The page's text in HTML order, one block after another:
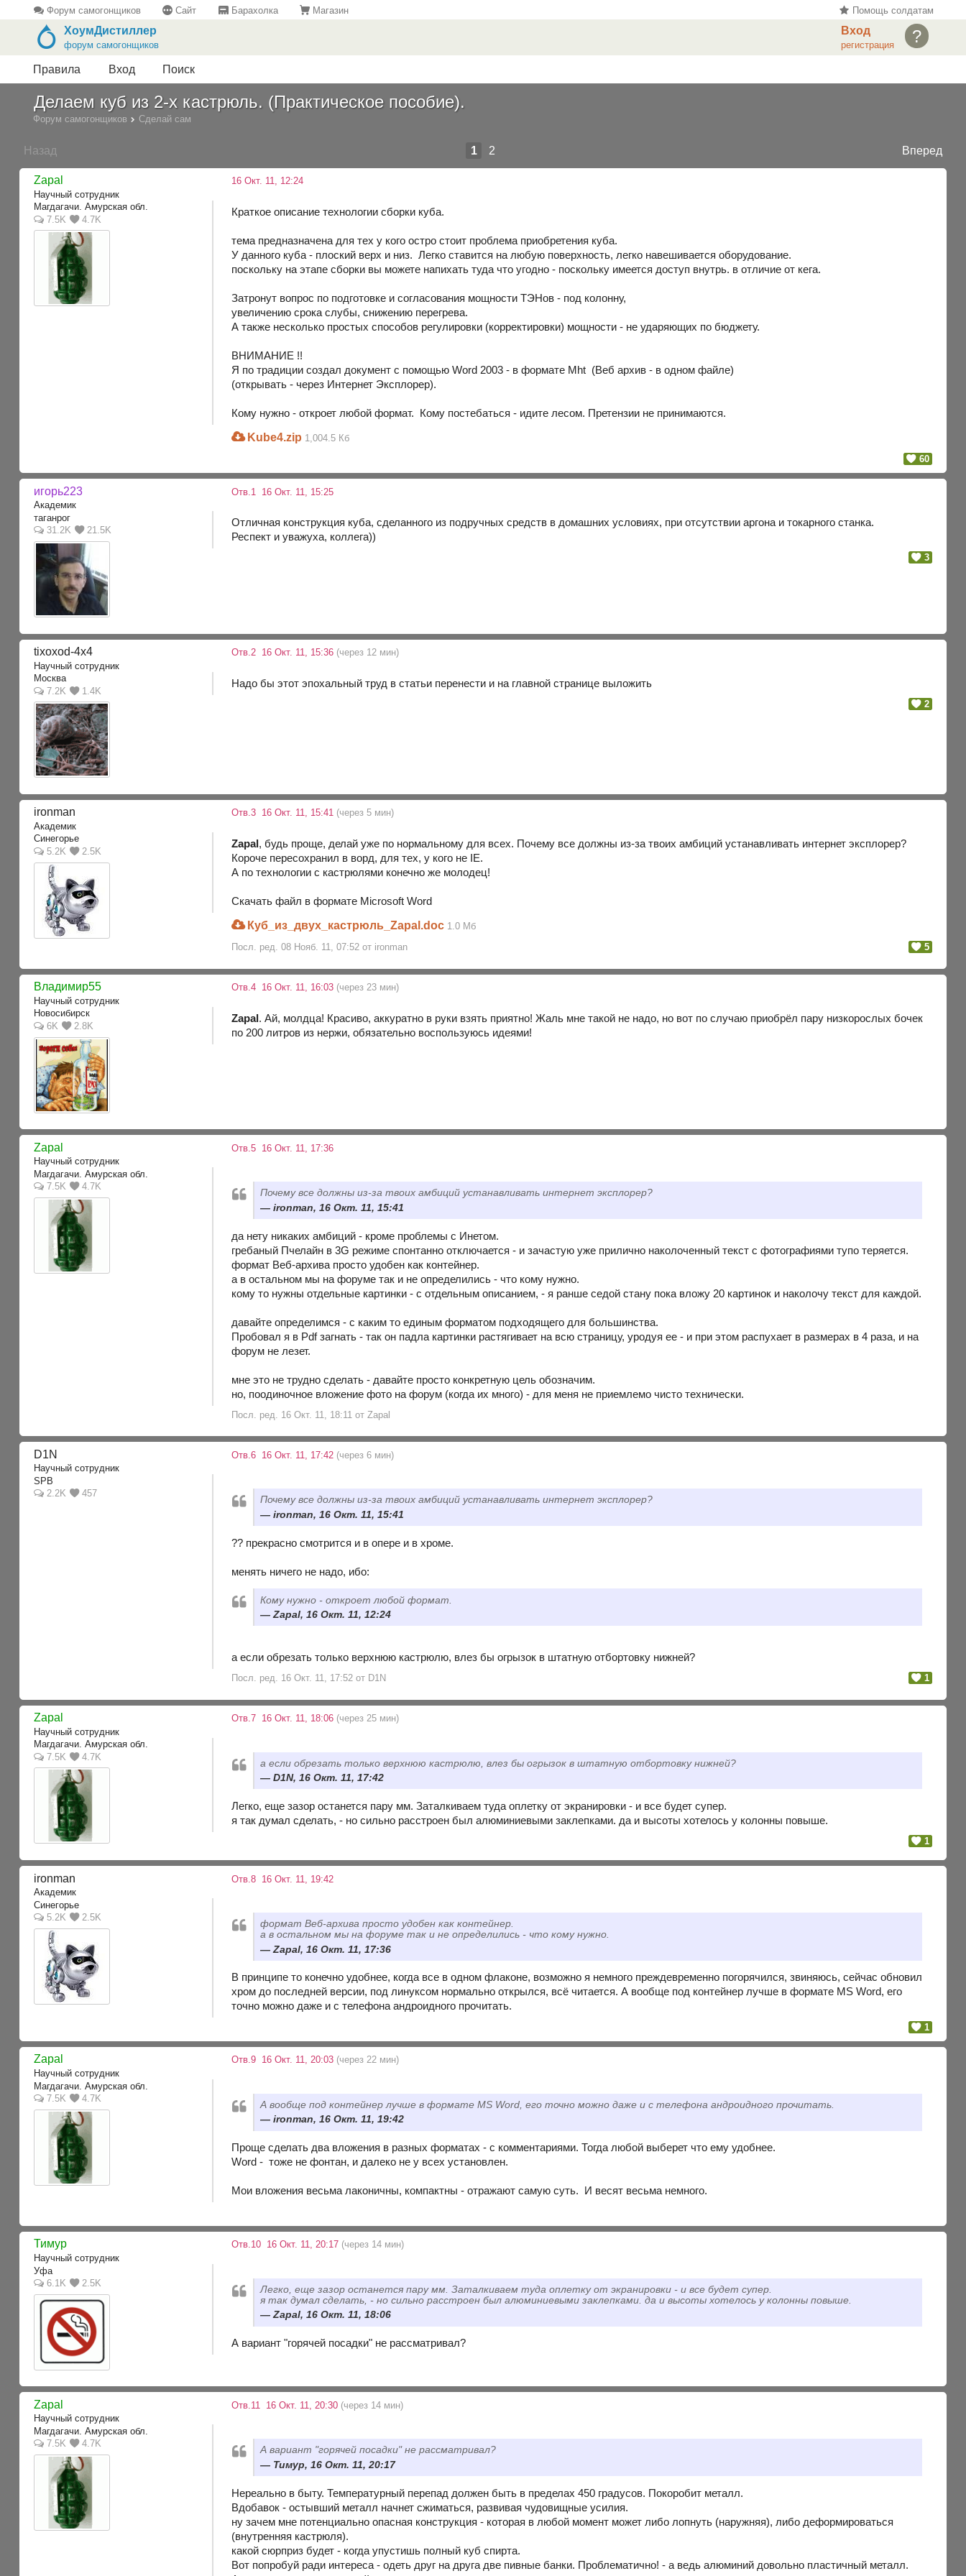
Форум самогонщиков Сайт Барахолка Магазин Помощь солдатам
?
Вход
регистрация
ХоумДистиллер
форум самогонщиков
Правила Вход Поиск
Делаем куб из 2-х кастрюль. (Практическое пособие).
Форум самогонщиков Сделай сам
Назад Вперед
1 2
Zapal
Научный сотрудник
Магдагачи. Амурская обл.
7.5K
4.7K
16 Окт. 11, 12:24
Краткое описание технологии сборки куба.
тема предназначена для тех у кого остро стоит проблема приобретения куба.
У данного куба - плоский верх и низ. Легко ставится на любую поверхность, легко навешивается оборудование.
поскольку на этапе сборки вы можете напихать туда что угодно - поскольку имеется доступ внутрь. в отличие от кега.
Затронут вопрос по подготовке и согласования мощности ТЭНов - под колонну,
увеличению срока слубы, снижению перегрева.
А также несколько простых способов регулировки (корректировки) мощности - не ударяющих по бюджету.
ВНИМАНИЕ !!
Я по традиции создал документ с помощью Word 2003 - в формате Mht (Веб архив - в одном файле)
(открывать - через Интернет Эксплорер).
Кому нужно - откроет любой формат. Кому постебаться - идите лесом. Претензии не принимаются.
Kube4.zip 1,004.5 Кб
60
игорь223
Академик
таганрог
31.2K
21.5K
Отв.1 16 Окт. 11, 15:25
Отличная конструкция куба, сделанного из подручных средств в домашних условиях, при отсутствии аргона и токарного станка.
Респект и уважуха, коллега))
3
tixoxod-4x4
Научный сотрудник
Москва
7.2K
1.4K
Отв.2 16 Окт. 11, 15:36 (через 12 мин)
Надо бы этот эпохальный труд в статьи перенести и на главной странице выложить
2
ironman
Академик
Синегорье
5.2K
2.5K
Отв.3 16 Окт. 11, 15:41 (через 5 мин)
Zapal, будь проще, делай уже по нормальному для всех. Почему все должны из-за твоих амбиций устанавливать интернет эксплорер?
Короче пересохранил в ворд, для тех, у кого не IE.
А по технологии с кастрюлями конечно же молодец!
Скачать файл в формате Microsoft Word
Куб_из_двух_кастрюль_Zapal.doc 1.0 Мб
Посл. ред. 08 Нояб. 11, 07:52 от ironman
5
Владимир55
Научный сотрудник
Новосибирск
6K
2.8K
Отв.4 16 Окт. 11, 16:03 (через 23 мин)
Zapal. Ай, молдца! Красиво, аккуратно в руки взять приятно! Жаль мне такой не надо, но вот по случаю приобрёл пару низкорослых бочек
по 200 литров из нержи, обязательно воспользуюсь идеями!
Zapal
Научный сотрудник
Магдагачи. Амурская обл.
7.5K
4.7K
Отв.5 16 Окт. 11, 17:36
Почему все должны из-за твоих амбиций устанавливать интернет эксплорер?
ironman, 16 Окт. 11, 15:41
да нету никаких амбиций - кроме проблемы с Инетом.
гребаный Пчелайн в 3G режиме спонтанно отключается - и зачастую уже прилично наколоченный текст с фотографиями тупо теряется.
формат Веб-архива просто удобен как контейнер.
а в остальном мы на форуме так и не определились - что кому нужно.
кому то нужны отдельные картинки - с отдельным описанием, - я ранше седой стану пока вложу 20 картинок и наколочу текст для каждой.
давайте определимся - с каким то единым форматом подходящего для большинства.
Пробовал я в Pdf загнать - так он падла картинки растягивает на всю страницу, уродуя ее - и при этом распухает в размерах в 4 раза, и на
форум не лезет.
мне это не трудно сделать - давайте просто конкретную цель обозначим.
но, поодиночное вложение фото на форум (когда их много) - для меня не приемлемо чисто технически.
Посл. ред. 16 Окт. 11, 18:11 от Zapal
D1N
Научный сотрудник
SPB
2.2K
457
Отв.6 16 Окт. 11, 17:42 (через 6 мин)
Почему все должны из-за твоих амбиций устанавливать интернет эксплорер?
ironman, 16 Окт. 11, 15:41
?? прекрасно смотрится и в опере и в хроме.
менять ничего не надо, ибо:
Кому нужно - откроет любой формат.
Zapal, 16 Окт. 11, 12:24
а если обрезать только верхнюю кастрюлю, влез бы огрызок в штатную отбортовку нижней?
Посл. ред. 16 Окт. 11, 17:52 от D1N 1
Zapal
Научный сотрудник
Магдагачи. Амурская обл.
7.5K
4.7K
Отв.7 16 Окт. 11, 18:06 (через 25 мин)
а если обрезать только верхнюю кастрюлю, влез бы огрызок в штатную отбортовку нижней?
D1N, 16 Окт. 11, 17:42
Легко, еще зазор останется пару мм. Заталкиваем туда оплетку от экранировки - и все будет супер.
я так думал сделать, - но сильно расстроен был алюминиевыми заклепками. да и высоты хотелось у колонны повыше.
1
ironman
Академик
Синегорье
5.2K
2.5K
Отв.8 16 Окт. 11, 19:42
формат Веб-архива просто удобен как контейнер.
а в остальном мы на форуме так и не определились - что кому нужно.
Zapal, 16 Окт. 11, 17:36
В принципе то конечно удобнее, когда все в одном флаконе, возможно я немного преждевременно погорячился, звиняюсь, сейчас обновил
хром до последней версии, под линуксом нормально открылся, всё читается. А вообще под контейнер лучше в формате MS Word, его
точно можно даже и с телефона андроидного прочитать.
1
Zapal
Научный сотрудник
Магдагачи. Амурская обл.
7.5K
4.7K
Отв.9 16 Окт. 11, 20:03 (через 22 мин)
А вообще под контейнер лучше в формате MS Word, его точно можно даже и с телефона андроидного прочитать.
ironman, 16 Окт. 11, 19:42
Проще сделать два вложения в разных форматах - с комментариями. Тогда любой выберет что ему удобнее.
Word - тоже не фонтан, и далеко не у всех установлен.
Мои вложения весьма лаконичны, компактны - отражают самую суть. И весят весьма немного.
Тимур
Научный сотрудник
Уфа
6.1K
2.5K
Отв.10 16 Окт. 11, 20:17 (через 14 мин)
Легко, еще зазор останется пару мм. Заталкиваем туда оплетку от экранировки - и все будет супер.
я так думал сделать, - но сильно расстроен был алюминиевыми заклепками. да и высоты хотелось у колонны повыше.
Zapal, 16 Окт. 11, 18:06
А вариант "горячей посадки" не рассматривал?
Zapal
Научный сотрудник
Магдагачи. Амурская обл.
7.5K
4.7K
Отв.11 16 Окт. 11, 20:30 (через 14 мин)
А вариант "горячей посадки" не рассматривал?
Тимур, 16 Окт. 11, 20:17
Нереально в быту. Температурный перепад должен быть в пределах 450 градусов. Покоробит металл.
Вдобавок - остывший металл начнет сжиматься, развивая чудовищные усилия.
ну зачем мне потенциально опасная конструкция - которая в любой момент может либо лопнуть (наружняя), либо деформироваться
(внутренняя кастрюля).
какой сюрприз будет - когда упустишь полный куб спирта.
Вот попробуй ради интереса - одеть друг на друга две пивные банки. Проблематично! - а ведь алюминий довольно пластичный металл.